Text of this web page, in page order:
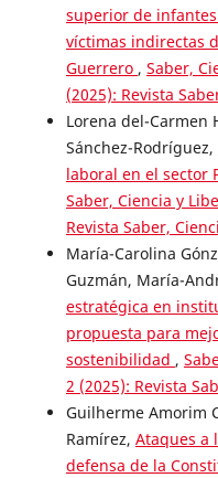
superior de
víctimas indirectas
Guerrero , Saber,
(2025): Revista
Lorena del-Carmen
Sánchez-Rodríguez,
laboral en el sector
Saber, Ciencia y
Revista Saber,
María-Carolina
Guzmán, María-
estratégica en
propuesta para
sostenibilidad ,
2 (2025): Revista
Guilherme Amorim
Ramírez, Ataques a
defensa de la